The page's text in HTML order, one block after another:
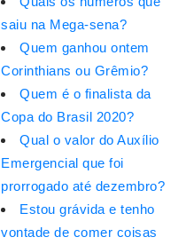
saiu na Mega-sena?
Quem ganhou ontem
Corinthians ou Grêmio?
Quem é o finalista da
Copa do Brasil 2020?
Qual o valor do Auxílio
Emergencial que foi
prorrogado até dezembro?
Estou grávida e tenho
vontade de comer coisas